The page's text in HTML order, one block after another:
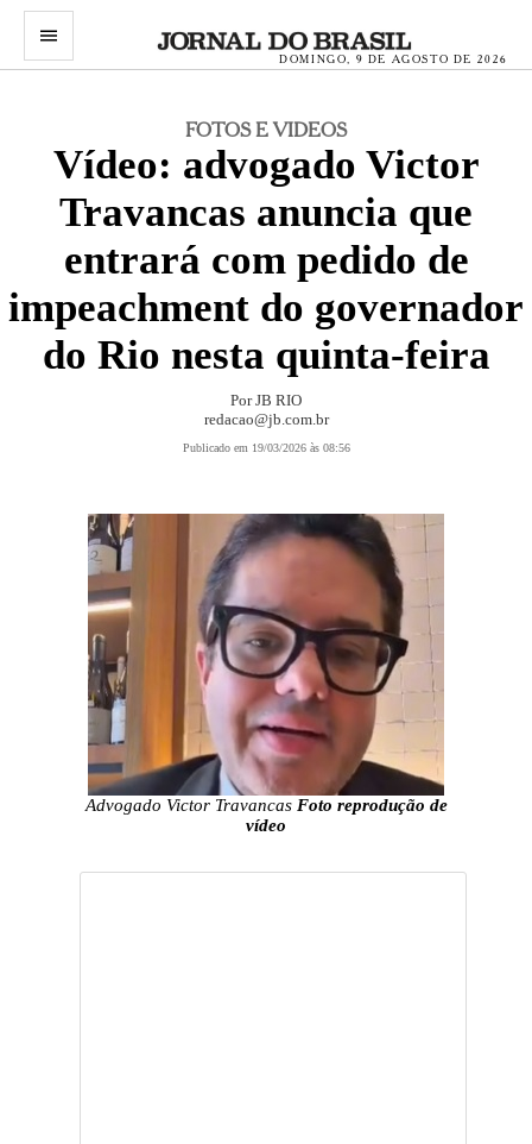
menu
DOMINGO, 9 DE AGOSTO DE 2026
FOTOS E VIDEOS
Vídeo: advogado Victor
Travancas anuncia que
entrará com pedido de
impeachment do governador
do Rio nesta quinta-feira
PorJB RIO
redacao@jb.com.br
Publicado em 19/03/2026 às 08:56
Advogado Victor Travancas Foto reprodução de
vídeo